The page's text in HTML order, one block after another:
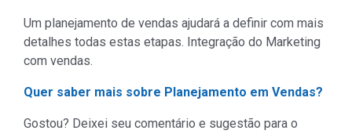
Um planejamento de vendas ajudará a definir com mais
detalhes todas estas etapas. Integração do Marketing
com vendas.
Quer saber mais sobre Planejamento em Vendas?
Gostou? Deixei seu comentário e sugestão para o